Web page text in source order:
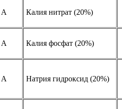
A Калия нитрат (20%)
A Калия фосфат (20%)
A Натрия гидроксид (20%)